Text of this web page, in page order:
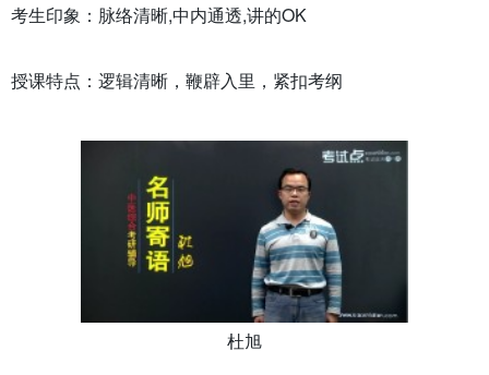
考生印象：脉络清晰,中内通透,讲的OK
授课特点：逻辑清晰，鞭辟入里，紧扣考纲
杜旭